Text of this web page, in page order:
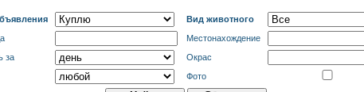
Вид животного
Местонахождение
за
Окрас
Фото